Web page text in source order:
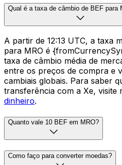
Qual é a taxa de câmbio de BEF para
A partir de 12:13 UTC, a taxa
para MRO é
taxa de câmbio média de
entre os preços de compra e
cambiais globais. Para saber
transferência com a Xe, visite
dinheiro.
Quanto vale 10 BEF em MRO?
Como faço para converter moedas?